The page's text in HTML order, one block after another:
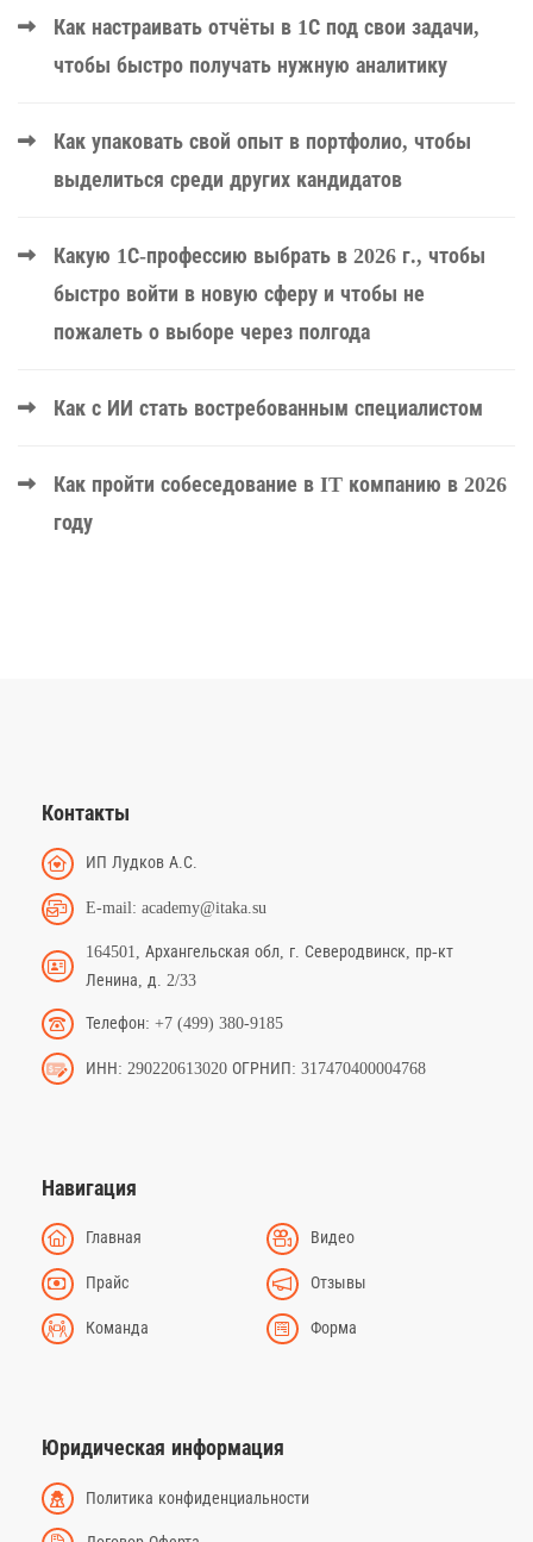
Как настраивать отчёты в 1С под свои задачи,
чтобы быстро получать нужную аналитику
Как упаковать свой опыт в портфолио, чтобы
выделиться среди других кандидатов
Какую 1С-профессию выбрать в 2026 г., чтобы
быстро войти в новую сферу и чтобы не
пожалеть о выборе через полгода
Как с ИИ стать востребованным специалистом
Как пройти собеседование в IT компанию в 2026
году
Контакты
ИП Лудков А.С.
E-mail: academy@itaka.su
164501, Архангельская обл, г. Северодвинск, пр-кт
Ленина, д. 2/33
Телефон: +7 (499) 380-9185
ИНН: 290220613020 ОГРНИП: 317470400004768
Навигация
Главная Видео
Прайс Отзывы
Команда Форма
Юридическая информация
Политика конфиденциальности